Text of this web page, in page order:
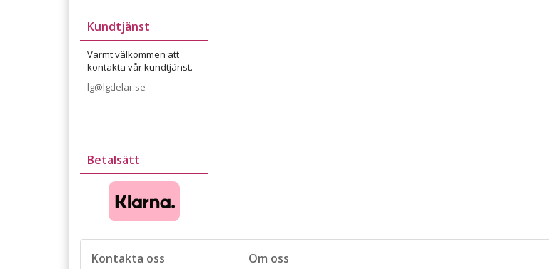
Kundtjänst
Varmt välkommen att
kontakta vår kundtjänst.
lg@lgdelar.se
Betalsätt
Kontakta oss Om oss